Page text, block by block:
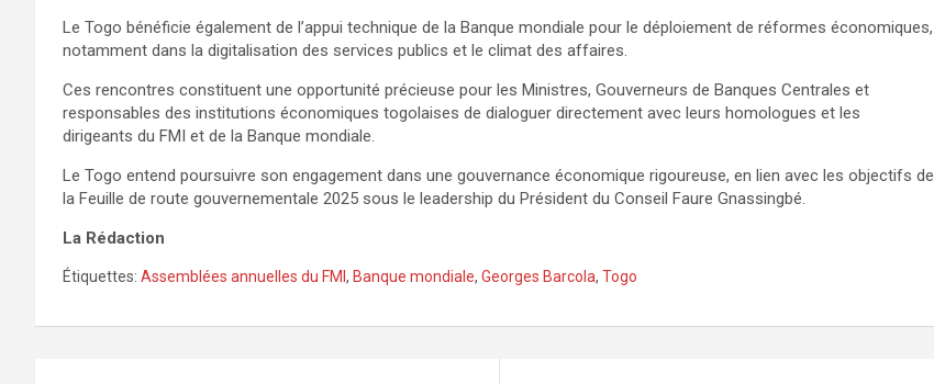
Le Togo bénéficie également de l’appui technique de la Banque mondiale pour le déploiement de réformes économiques,
notamment dans la digitalisation des services publics et le climat des affaires.
Ces rencontres constituent une opportunité précieuse pour les Ministres, Gouverneurs de Banques Centrales et
responsables des institutions économiques togolaises de dialoguer directement avec leurs homologues et les
dirigeants du FMI et de la Banque mondiale.
Le Togo entend poursuivre son engagement dans une gouvernance économique rigoureuse, en lien avec les objectifs de
la Feuille de route gouvernementale 2025 sous le leadership du Président du Conseil Faure Gnassingbé.
La Rédaction
Étiquettes: Assemblées annuelles du FMI , Banque mondiale, Georges Barcola, Togo